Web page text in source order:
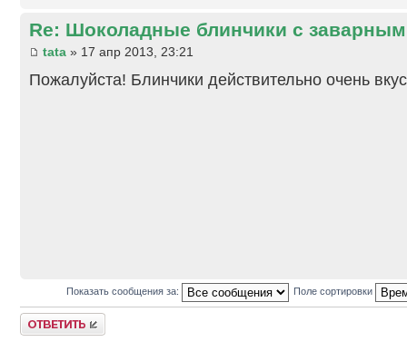
Re: Шоколадные блинчики с
tata » 17 апр 2013, 23:21
Пожалуйста! Блинчики действительно очень
Показать сообщения за: Поле сортировки
Ответить